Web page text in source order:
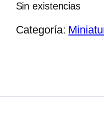
Sin existencias
Categoría: